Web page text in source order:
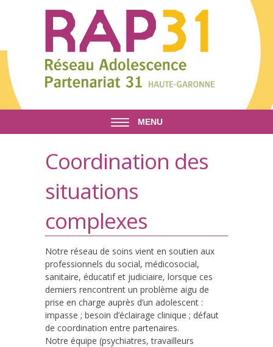
MENU
Coordination des
situations
complexes
Notre réseau de soins vient en soutien aux
professionnels du social, médicosocial,
sanitaire, éducatif et judiciaire, lorsque ces
derniers rencontrent un problème aigu de
prise en charge auprès d’un adolescent :
impasse ; besoin d’éclairage clinique ; défaut
de coordination entre partenaires.
Notre équipe (psychiatres, travailleurs